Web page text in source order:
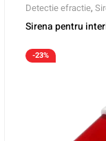
Detectie efractie,
Sirena pentru
-23%